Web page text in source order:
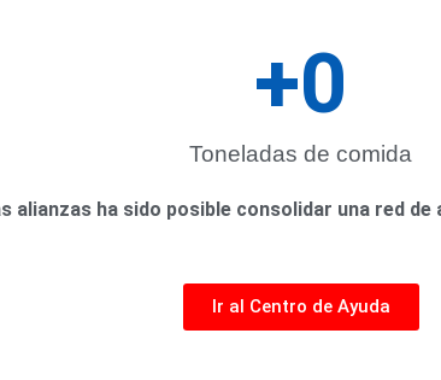
Toneladas de comida
+0
alianzas ha sido posible consolidar una red
Ir al Centro de Ayuda